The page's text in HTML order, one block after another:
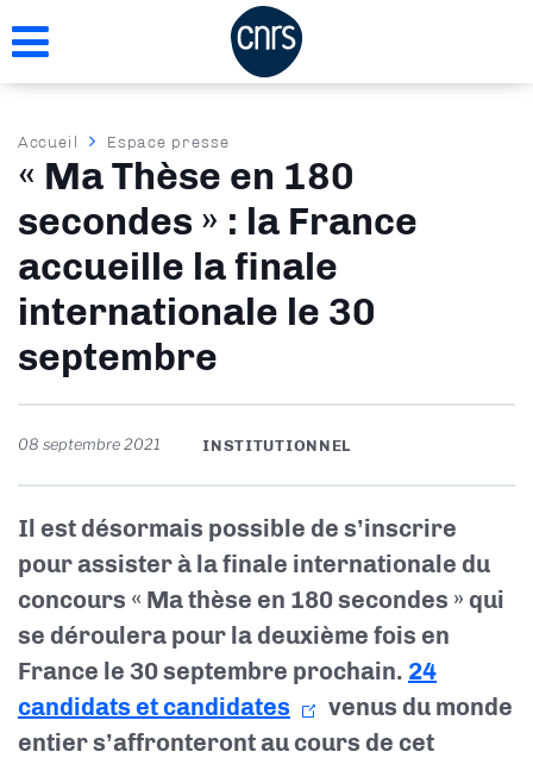
au
Fil
d'Ariane
Accueil Espace presse
« Ma Thèse en 180
secondes » : la France
accueille la finale
internationale le 30
septembre
08 septembre 2021 INSTITUTIONNEL
Il est désormais possible de s’inscrire
pour assister à la finale internationale du
concours « Ma thèse en 180 secondes » qui
se déroulera pour la deuxième fois en
France le 30 septembre prochain. 24
candidats et candidates
venus du monde
entier s’affronteront au cours de cet